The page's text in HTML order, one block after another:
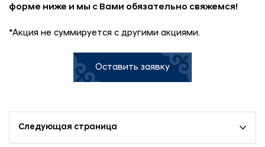
форме ниже и мы с Вами обязательно свяжемся!
*Акция не суммируется с другими акциями.
Оставить заявку
Следующая страница